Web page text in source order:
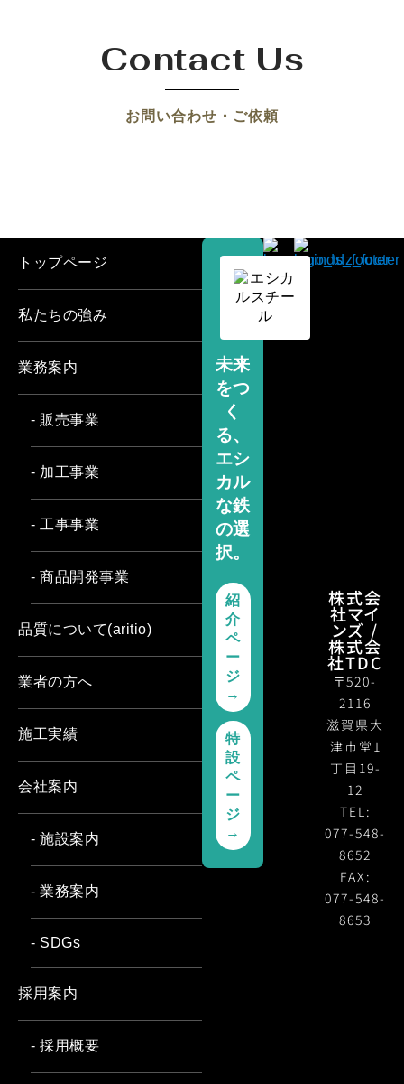
Contact Us
お問い合わせ・ご依頼
株式会
社マイ
ンズ /
株式会
社TDC
〒520-
2116
滋賀県大
津市堂1
丁目19-
12
TEL:
077-548-
8652
FAX:
077-548-
8653
未来
をつ
く
る、
エシ
カル
な鉄
の選
択。
紹
介
ペ
ー
ジ
→
特
設
ペ
ー
ジ
→
トップページ
私たちの強み
業務案内
- 販売事業
- 加工事業
- 工事事業
- 商品開発事業
品質について(aritio)
業者の方へ
施工実績
会社案内
- 施設案内
- 業務案内
- SDGs
採用案内
- 採用概要